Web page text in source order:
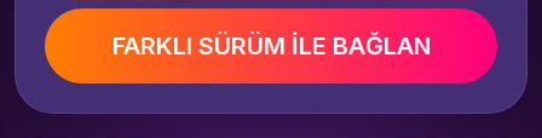
FARKLI SÜRÜM İLE BAĞLAN